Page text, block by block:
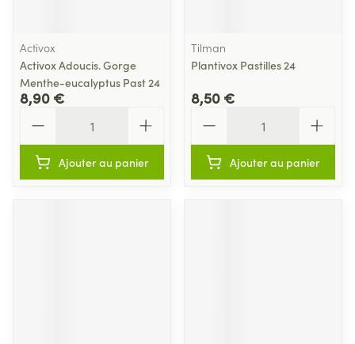
Activox
Activox Adoucis. Gorge
Menthe-eucalyptus Past 24
8,90 €
Ajouter au panier
Tilman
Plantivox Pastilles 24
8,50 €
Ajouter au panier